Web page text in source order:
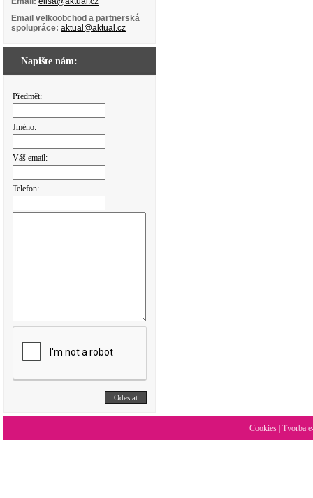
Email velkoobchod a partnerská
spolupráce: aktual@aktual.cz
Napište nám:
Předmět:
Jméno:
Váš email:
Telefon:
Cookies Tvorba